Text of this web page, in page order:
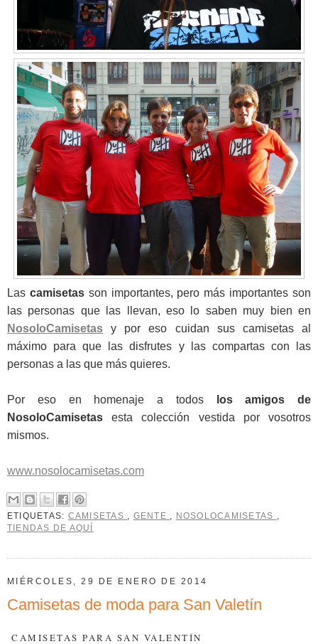
Las camisetasson importantes, pero más importantes son
las personas que las llevan, eso lo saben muy bien en
NosoloCamisetas y por eso cuidan sus camisetas al
máximo para que las disfrutes y las compartas con las
personas a las que más quieres.
Por eso en homenaje a todos
los amigos de
NosoloCamisetas esta colección vestida por vosotros
mismos.
www.nosolocamisetas.com
ETIQUETAS: CAMISETAS , GENTE , NOSOLOCAMISETAS ,
TIENDAS DE AQUÍ
MIÉRCOLES, 29 DE ENERO DE 2014
Camisetas de moda para San Valetín
CAMISETAS PARA SAN VALENTÍN